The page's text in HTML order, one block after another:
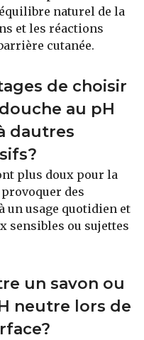
naturel de la
et les réactions
cutanée.
de choisir
au pH
dautres
plus doux pour la
des
un usage quotidien et
sensibles ou sujettes
un savon ou
neutre lors de